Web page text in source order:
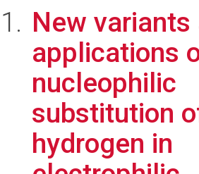
New variants
applications
nucleophilic
substitution
hydrogen in